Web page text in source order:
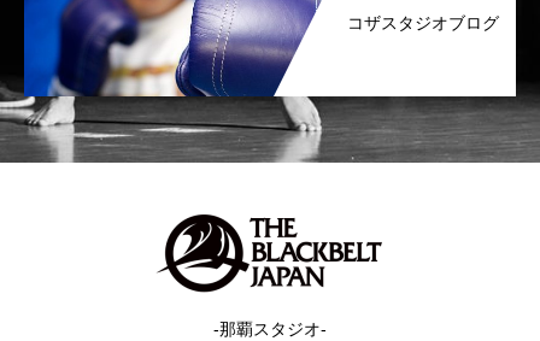
コザスタジオブログ
-那覇スタジオ-